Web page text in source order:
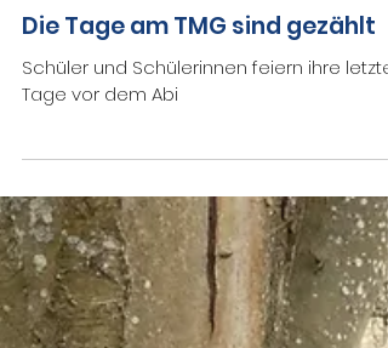
8. Apr. 2024
Tage vor dem Abi